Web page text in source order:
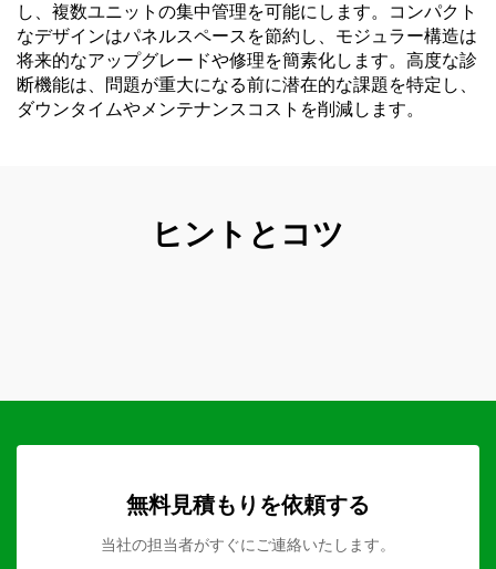
し、複数ユニットの集中管理を可能にします。コンパクト
なデザインはパネルスペースを節約し、モジュラー構造は
将来的なアップグレードや修理を簡素化します。高度な診
断機能は、問題が重大になる前に潜在的な課題を特定し、
ダウンタイムやメンテナンスコストを削減します。
ヒントとコツ
無料見積もりを依頼する
当社の担当者がすぐにご連絡いたします。